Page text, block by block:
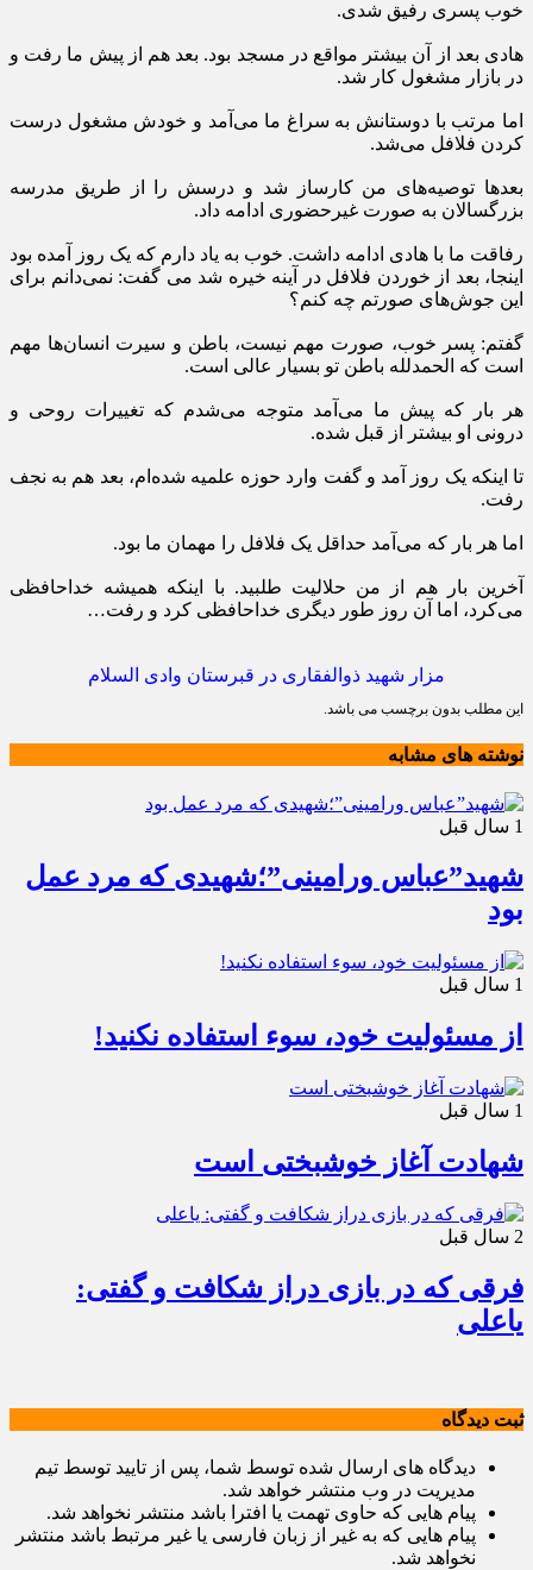
خوب پسری رفیق شدی.
هادی بعد از آن بیشتر مواقع در مسجد بود. بعد هم از پیش ما رفت و
در بازار مشغول کار شد.
اما مرتب با دوستانش به سراغ ما می‌آمد و خودش مشغول درست
کردن فلافل می‌شد.
بعدها توصیه‌های من کارساز شد و درسش را از طریق مدرسه
بزرگسالان به صورت غیرحضوری ادامه داد.
رفاقت ما با هادی ادامه داشت. خوب به یاد دارم که یک روز آمده بود
اینجا، بعد از خوردن فلافل در آینه خیره شد می گفت: نمی‌دانم برای
این جوش‌های صورتم چه کنم؟
گفتم: پسر خوب، صورت مهم نیست، باطن و سیرت انسان‌ها مهم
است که الحمدلله باطن تو بسیار عالی است.
هر بار که پیش ما می‌آمد متوجه می‌شدم که تغییرات روحی و
درونی او بیشتر از قبل شده.
تا اینکه یک روز آمد و گفت وارد حوزه علمیه شده‌ام، بعد هم به نجف
رفت.
اما هر بار که می‌آمد حداقل یک فلافل را مهمان ما بود.
آخرین بار هم از من حلالیت طلبید. با اینکه همیشه خداحافظی
می‌کرد، اما آن روز طور دیگری خداحافظی کرد و رفت…
مزار شهید ذوالفقاری در قبرستان وادی السلام
این مطلب بدون برچسب می باشد.
نوشته های مشابه
1 سال قبل
شهید”عباس ورامینی”؛شهیدی که مرد عمل
بود
1 سال قبل
از مسئولیت خود، سوء استفاده نکنید!
1 سال قبل
شهادت آغاز خوشبختی است
2 سال قبل
فرقی که در بازی دراز شکافت و گفتی:
یاعلی
ثبت دیدگاه
دیدگاه های ارسال شده توسط شما، پس از تایید توسط تیم
مدیریت در وب منتشر خواهد شد.
پیام هایی که حاوی تهمت یا افترا باشد منتشر نخواهد شد.
پیام هایی که به غیر از زبان فارسی یا غیر مرتبط باشد منتشر
نخواهد شد.